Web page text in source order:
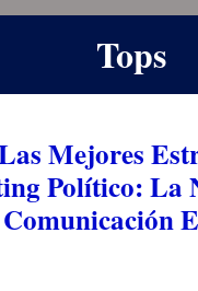
Tops
Mejores
Político: La